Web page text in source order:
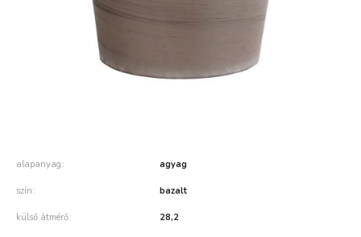
alapanyag agyag
szín bazalt
külső átmérő 28,2